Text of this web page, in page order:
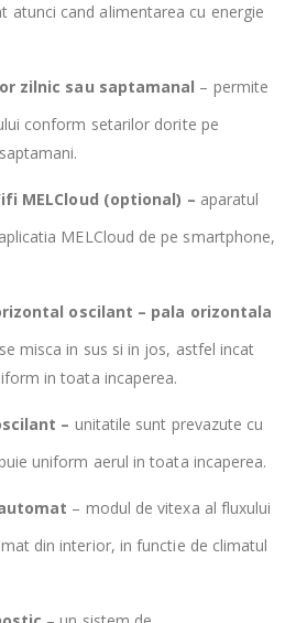
atunci cand alimentarea cu energie
zilnic sau saptamanal – permite
conform setarilor dorite pe
MELCloud (optional) – aparatul
MELCloud de pe smartphone,
oscilant – pala orizontala
misca in sus si in jos, astfel incat
in toata incaperea.
– unitatile sunt prevazute cu
uniform aerul in toata incaperea.
– modul de vitexa al fluxului
din interior, in functie de climatul